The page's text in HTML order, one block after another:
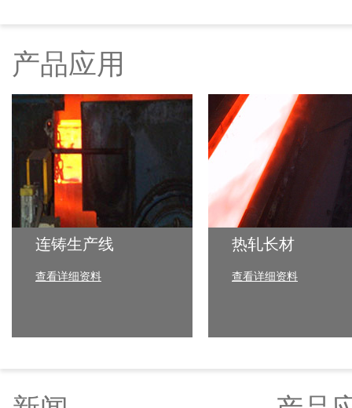
产品应用
连铸生产线
查看详细资料
热轧长材
查看详细资料